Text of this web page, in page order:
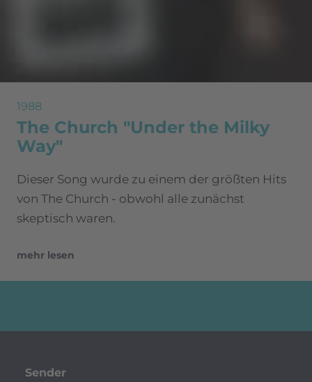
1988
The Church "Under the Milky
Way"
Dieser Song wurde zu einem der größten Hits
von The Church - obwohl alle zunächst
skeptisch waren.
mehr lesen
Sender